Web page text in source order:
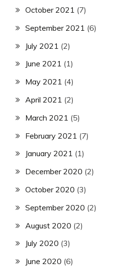
October 2021 (7)
September 2021 (6)
July 2021 (2)
June 2021 (1)
May 2021 (4)
April 2021 (2)
March 2021 (5)
February 2021 (7)
January 2021 (1)
December 2020 (2)
October 2020 (3)
September 2020 (2)
August 2020 (2)
July 2020 (3)
June 2020 (6)